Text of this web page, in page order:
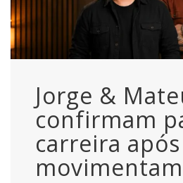
Jorge &
confirmam
carreira